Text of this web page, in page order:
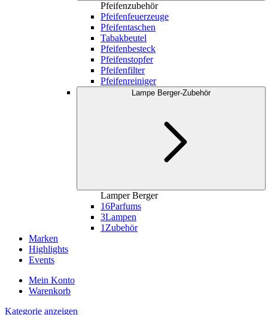
Pfeifenzubehör
Pfeifenfeuerzeuge
Pfeifentaschen
Tabakbeutel
Pfeifenbesteck
Pfeifenstopfer
Pfeifenfilter
Pfeifenreiniger
Lampe Berger-Zubehör
Lamper Berger
16Parfums
3Lampen
1 Zubehör
Marken
Highlights
Events
Mein Konto
Warenkorb
Kategorie anzeigen